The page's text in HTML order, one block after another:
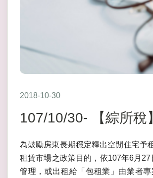
2018-10-30
107/10/30- 【綜所稅
為鼓勵房東長期穩定釋出空閒住宅予
租賃市場之政策目的，依107年6月
管理，或出租給「包租業」由業者